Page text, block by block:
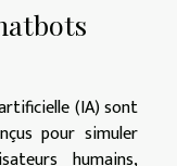
(IA) sont
pour simuler
humains,